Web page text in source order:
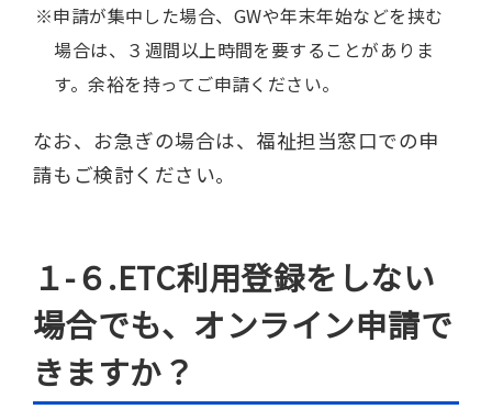
申請が集中した場合、GWや年末年始などを挟む
場合は、３週間以上時間を要することがありま
す。余裕を持ってご申請ください。
なお、お急ぎの場合は、福祉担当窓口での申
請もご検討ください。
１-６.ETC利用登録をしない
場合でも、オンライン申請で
きますか？